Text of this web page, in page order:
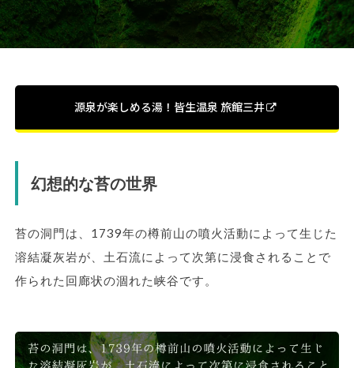
源泉が楽しめる湯！皆生温泉 旅館三井
幻想的な苔の世界
苔の洞門は、1739年の樽前山の噴火活動によって生じた
溶結凝灰岩が、土石流によって次第に浸食されることで
作られた回廊状の涸れた峡谷です。